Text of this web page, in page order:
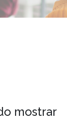
mostrar